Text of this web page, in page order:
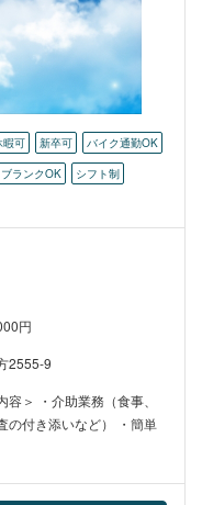
暇可 新卒可
バイク通勤OK
ブランクOK
シフト制
円
2555-9
＞ ・介助業務（食事、
の付き添いなど） ・簡単